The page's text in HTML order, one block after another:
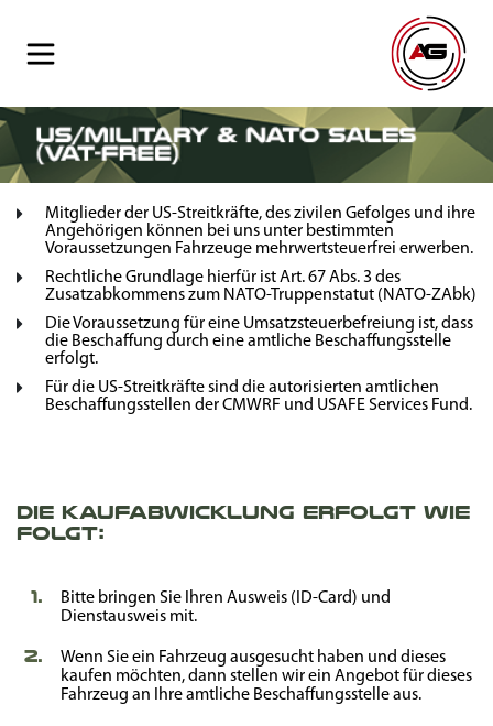
Mitglieder der US-Streitkräfte, des zivilen Gefolges und ihre
Angehörigen können bei uns unter bestimmten
Voraussetzungen Fahrzeuge mehrwertsteuerfrei erwerben.
Rechtliche Grundlage hierfür ist Art. 67 Abs. 3 des
Zusatzabkommens zum NATO-Truppenstatut (NATO-ZAbk)
Die Voraussetzung für eine Umsatzsteuerbefreiung ist, dass
die Beschaffung durch eine amtliche Beschaffungsstelle
erfolgt.
Für die US-Streitkräfte sind die autorisierten amtlichen
Beschaffungsstellen der CMWRF und USAFE Services Fund.
Die Kaufabwicklung erfolgt wie
folgt:
Bitte bringen Sie Ihren Ausweis (ID-Card) und
Dienstausweis mit.
Wenn Sie ein Fahrzeug ausgesucht haben und dieses
kaufen möchten, dann stellen wir ein Angebot für dieses
Fahrzeug an Ihre amtliche Beschaffungsstelle aus.